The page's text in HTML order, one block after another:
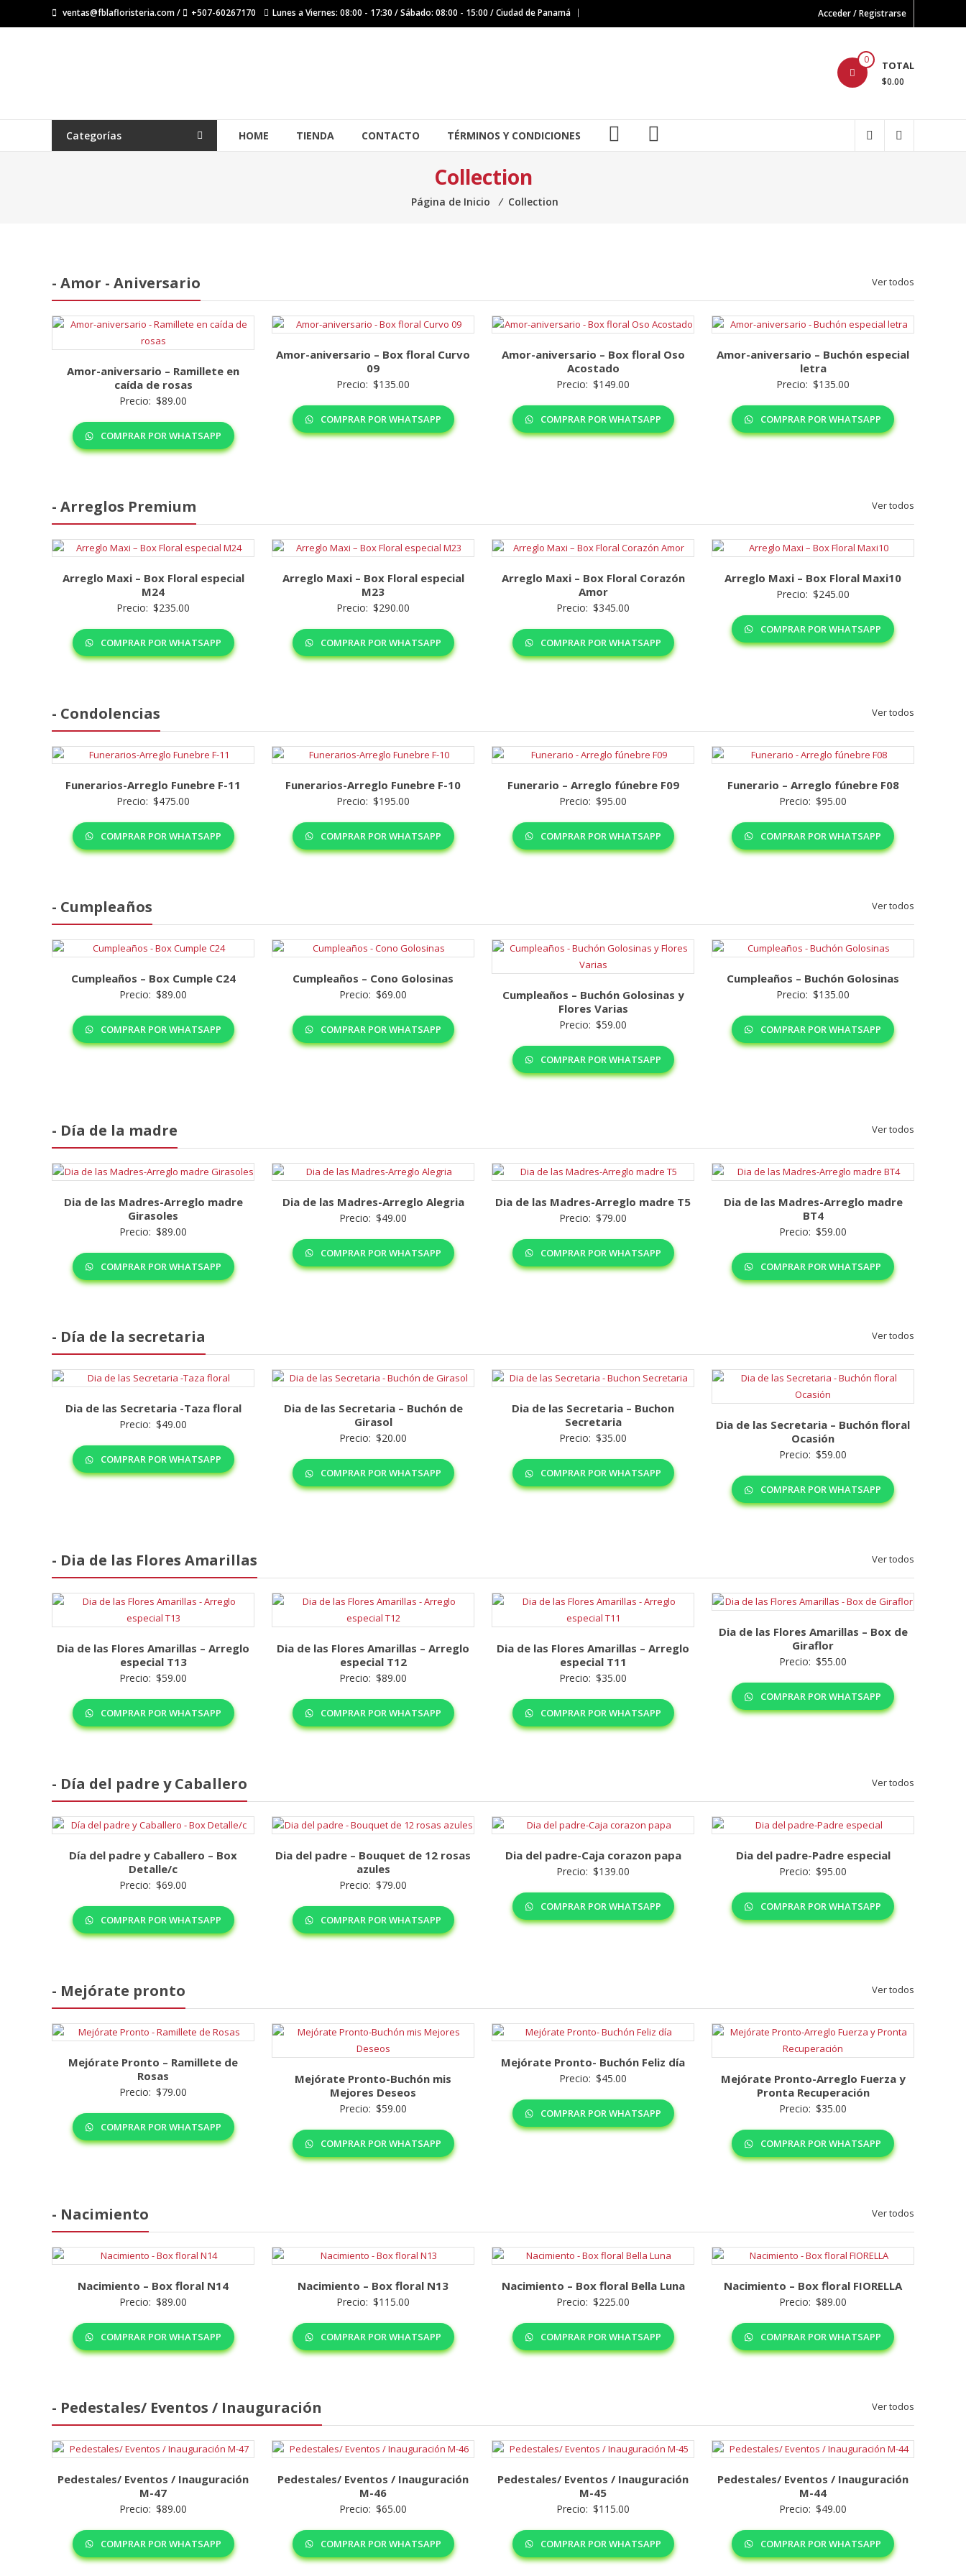
ventas@fblafloristeria.com / +507-60267170 Lunes a Viernes: 08:00 - 17:30 / Sábado: 08:00 - 15:00 / Ciudad de Panamá Acceder / Registrarse
0 TOTAL
$0.00
Categorías HOME TIENDA CONTACTO TÉRMINOS Y CONDICIONES
Collection
Página de Inicio ⁄ Collection
- Amor - Aniversario Ver todos
Amor-aniversario – Ramillete en
caída de rosas
Precio: $89.00
COMPRAR POR WHATSAPP
Amor-aniversario – Box floral Curvo
09
Precio: $135.00
COMPRAR POR WHATSAPP
Amor-aniversario – Box floral Oso
Acostado
Precio: $149.00
COMPRAR POR WHATSAPP
Amor-aniversario – Buchón especial
letra
Precio: $135.00
COMPRAR POR WHATSAPP
- Arreglos Premium Ver todos
Arreglo Maxi – Box Floral especial
M24
Precio: $235.00
COMPRAR POR WHATSAPP
Arreglo Maxi – Box Floral especial
M23
Precio: $290.00
COMPRAR POR WHATSAPP
Arreglo Maxi – Box Floral Corazón
Amor
Precio: $345.00
COMPRAR POR WHATSAPP
Arreglo Maxi – Box Floral Maxi10
Precio: $245.00
COMPRAR POR WHATSAPP
- Condolencias Ver todos
Funerarios-Arreglo Funebre F-11
Precio: $475.00
COMPRAR POR WHATSAPP
Funerarios-Arreglo Funebre F-10
Precio: $195.00
COMPRAR POR WHATSAPP
Funerario – Arreglo fúnebre F09
Precio: $95.00
COMPRAR POR WHATSAPP
Funerario – Arreglo fúnebre F08
Precio: $95.00
COMPRAR POR WHATSAPP
- Cumpleaños Ver todos
Cumpleaños – Box Cumple C24
Precio: $89.00
COMPRAR POR WHATSAPP
Cumpleaños – Cono Golosinas
Precio: $69.00
COMPRAR POR WHATSAPP
Cumpleaños – Buchón Golosinas y
Flores Varias
Precio: $59.00
COMPRAR POR WHATSAPP
Cumpleaños – Buchón Golosinas
Precio: $135.00
COMPRAR POR WHATSAPP
- Día de la madre Ver todos
Dia de las Madres-Arreglo madre
Girasoles
Precio: $89.00
COMPRAR POR WHATSAPP
Dia de las Madres-Arreglo Alegria
Precio: $49.00
COMPRAR POR WHATSAPP
Dia de las Madres-Arreglo madre T5
Precio: $79.00
COMPRAR POR WHATSAPP
Dia de las Madres-Arreglo madre
BT4
Precio: $59.00
COMPRAR POR WHATSAPP
- Día de la secretaria Ver todos
Dia de las Secretaria -Taza floral
Precio: $49.00
COMPRAR POR WHATSAPP
Dia de las Secretaria – Buchón de
Girasol
Precio: $20.00
COMPRAR POR WHATSAPP
Dia de las Secretaria – Buchon
Secretaria
Precio: $35.00
COMPRAR POR WHATSAPP
Dia de las Secretaria – Buchón floral
Ocasión
Precio: $59.00
COMPRAR POR WHATSAPP
- Dia de las Flores Amarillas Ver todos
Dia de las Flores Amarillas – Arreglo
especial T13
Precio: $59.00
COMPRAR POR WHATSAPP
Dia de las Flores Amarillas – Arreglo
especial T12
Precio: $89.00
COMPRAR POR WHATSAPP
Dia de las Flores Amarillas – Arreglo
especial T11
Precio: $35.00
COMPRAR POR WHATSAPP
Dia de las Flores Amarillas – Box de
Giraflor
Precio: $55.00
COMPRAR POR WHATSAPP
- Día del padre y Caballero Ver todos
Día del padre y Caballero – Box
Detalle/c
Precio: $69.00
COMPRAR POR WHATSAPP
Dia del padre – Bouquet de 12 rosas
azules
Precio: $79.00
COMPRAR POR WHATSAPP
Dia del padre-Caja corazon papa
Precio: $139.00
COMPRAR POR WHATSAPP
Dia del padre-Padre especial
Precio: $95.00
COMPRAR POR WHATSAPP
- Mejórate pronto Ver todos
Mejórate Pronto – Ramillete de
Rosas
Precio: $79.00
COMPRAR POR WHATSAPP
Mejórate Pronto-Buchón mis
Mejores Deseos
Precio: $59.00
COMPRAR POR WHATSAPP
Mejórate Pronto- Buchón Feliz día
Precio: $45.00
COMPRAR POR WHATSAPP
Mejórate Pronto-Arreglo Fuerza y
Pronta Recuperación
Precio: $35.00
COMPRAR POR WHATSAPP
- Nacimiento Ver todos
Nacimiento – Box floral N14
Precio: $89.00
COMPRAR POR WHATSAPP
Nacimiento – Box floral N13
Precio: $115.00
COMPRAR POR WHATSAPP
Nacimiento – Box floral Bella Luna
Precio: $225.00
COMPRAR POR WHATSAPP
Nacimiento – Box floral FIORELLA
Precio: $89.00
COMPRAR POR WHATSAPP
- Pedestales/ Eventos / Inauguración Ver todos
Pedestales/ Eventos / Inauguración
M-47
Precio: $89.00
COMPRAR POR WHATSAPP
Pedestales/ Eventos / Inauguración
M-46
Precio: $65.00
COMPRAR POR WHATSAPP
Pedestales/ Eventos / Inauguración
M-45
Precio: $115.00
COMPRAR POR WHATSAPP
Pedestales/ Eventos / Inauguración
M-44
Precio: $49.00
COMPRAR POR WHATSAPP